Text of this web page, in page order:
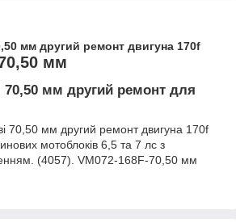
мм другий ремонт двигуна 170f
мм
70,50 мм другий ремонт для
70,50 мм другий ремонт двигуна 170f
мотоблоків 6,5 та 7 лс з
(4057). VM072-168F-70,50 мм